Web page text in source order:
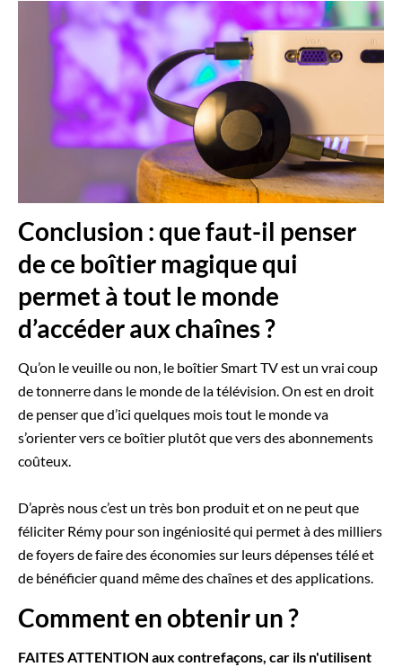
Conclusion : que faut-il penser
de ce boîtier magique qui
permet à tout le monde
d’accéder aux chaînes ?
Qu’on le veuille ou non, le boîtier Smart TV est un vrai coup
de tonnerre dans le monde de la télévision. On est en droit
de penser que d’ici quelques mois tout le monde va
s’orienter vers ce boîtier plutôt que vers des abonnements
coûteux.
D’après nous c’est un très bon produit et on ne peut que
féliciter Rémy pour son ingéniosité qui permet à des milliers
de foyers de faire des économies sur leurs dépenses télé et
de bénéficier quand même des chaînes et des applications.
Comment en obtenir un ?
FAITES ATTENTION aux contrefaçons, car ils n'utilisent